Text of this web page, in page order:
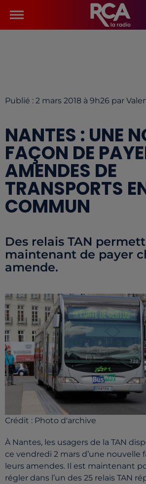
Publié : 2 mars 2018 à 9h26 par
NANTES : UNE
FAÇON DE
AMENDES DE
TRANSPORTS
COMMUN
Des relais TAN
maintenant de payer
amende.
Crédit : Photo d'archive
À Nantes, les usagers de la TAN
ce vendredi 2 mars d’une nouvelle
leurs amendes. Il est maintenant
régler dans l’un des 25 relais TAN